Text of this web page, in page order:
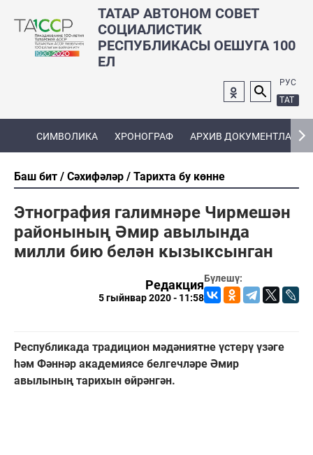
ТАТАР АВТОНОМ СОВЕТ
СОЦИАЛИСТИК
РЕСПУБЛИКАСЫ ОЕШУГА 100
ЕЛ
РУС
ТАТ
СИМВОЛИКА ХРОНОГРАФ АРХИВ ДОКУМЕНТЛАРЫ
Баш бит Сәхифәләр Тарихта бу көнне
Этнография галимнәре Чирмешән
районының Әмир авылында
милли бию белән кызыксынган
Бүлешү:
Редакция
5 гыйнвар 2020 - 11:58
Республикада традицион мәдәниятне үстерү үзәге
һәм Фәннәр академиясе белгечләре Әмир
авылының тарихын өйрәнгән.